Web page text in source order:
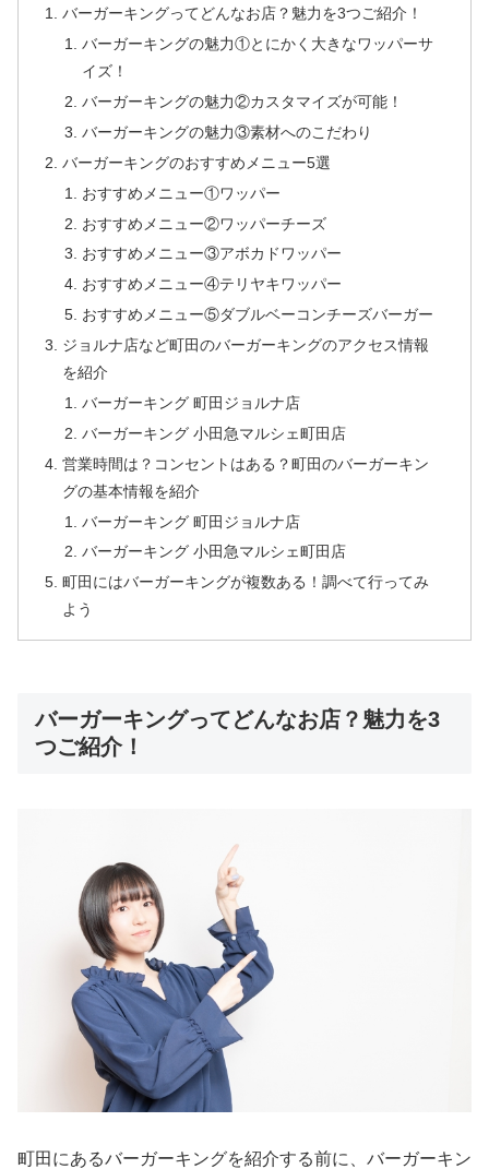
バーガーキングってどんなお店？魅力を3つご紹介！
バーガーキングの魅力①とにかく大きなワッパーサ
イズ！
バーガーキングの魅力②カスタマイズが可能！
バーガーキングの魅力③素材へのこだわり
バーガーキングのおすすめメニュー5選
おすすめメニュー①ワッパー
おすすめメニュー②ワッパーチーズ
おすすめメニュー③アボカドワッパー
おすすめメニュー④テリヤキワッパー
おすすめメニュー⑤ダブルベーコンチーズバーガー
ジョルナ店など町田のバーガーキングのアクセス情報
を紹介
バーガーキング 町田ジョルナ店
バーガーキング 小田急マルシェ町田店
営業時間は？コンセントはある？町田のバーガーキン
グの基本情報を紹介
バーガーキング 町田ジョルナ店
バーガーキング 小田急マルシェ町田店
町田にはバーガーキングが複数ある！調べて行ってみ
よう
バーガーキングってどんなお店？魅力を3
つご紹介！
町田にあるバーガーキングを紹介する前に、バーガーキン